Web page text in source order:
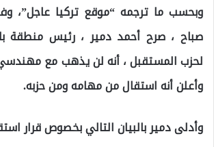
وبحسب ما ترجمه “موقع تركيا عاجل”،
صباح ، صرح أحمد دمير ، رئيس منطقة
وأعلن أنه استقال من مهامه ومن حزبه.
وأدلى دمير بالبيان التالي بخصوص قرار